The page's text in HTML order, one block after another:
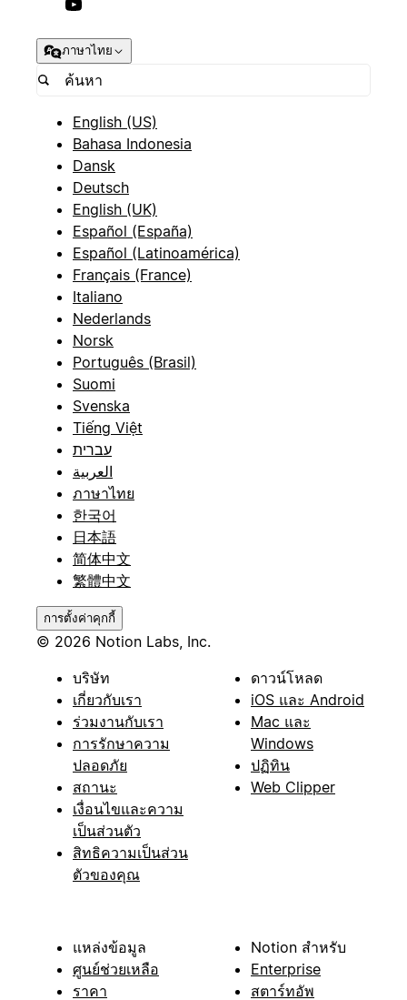
ภาษาไทย
English (US)
Bahasa Indonesia
Dansk
Deutsch
English (UK)
Español (España)
Español (Latinoamérica)
Français (France)
Italiano
Nederlands
Norsk
Português (Brasil)
Suomi
Svenska
Tiếng Việt
עברית
العربية
ภาษาไทย
한국어
日本語
简体中文
繁體中文
การตั้งค่าคุกกี้
© 2026 Notion Labs, Inc.
บริษัท
เกี่ยวกับเรา
ร่วมงานกับเรา
การรักษาความ
ปลอดภัย
สถานะ
เงื่อนไขและความ
เป็นส่วนตัว
สิทธิความเป็นส่วน
ตัวของคุณ
ดาวน์โหลด
iOS และ Android
Mac และ
Windows
ปฏิทิน
Web Clipper
แหล่งข้อมูล
ศูนย์ช่วยเหลือ
ราคา
Notion สำหรับ
Enterprise
สตาร์ทอัพ